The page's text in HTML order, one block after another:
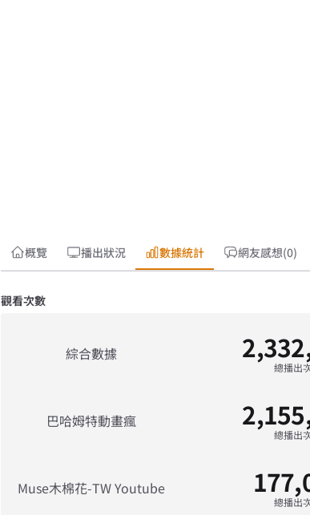
概覽 播出狀況 數據統計 網友感想(0)
觀看次數
綜合數據
總播出
巴哈姆特動畫瘋
總播出
Muse木棉花-TW Youtube
總播出